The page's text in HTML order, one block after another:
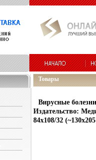
Товары
Вирусные
Издательство:
84x108/32